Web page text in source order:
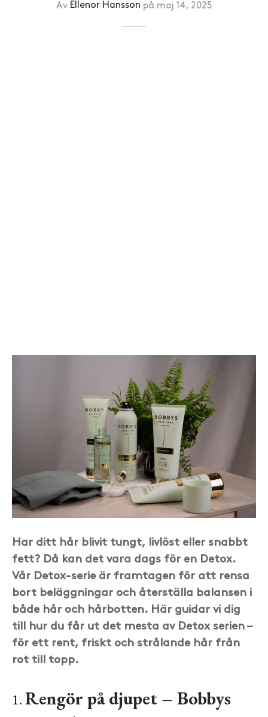
Av Ellenor Hansson på maj 14, 2025
Har ditt hår blivit tungt, livlöst eller snabbt
fett? Då kan det vara dags för en Detox.
Vår Detox-serie är framtagen för att rensa
bort beläggningar och återställa balansen i
både hår och hårbotten. Här guidar vi dig
till hur du får ut det mesta av Detox serien –
för ett rent, friskt och strålande hår från
rot till topp.
1.Rengör på djupet – Bobbys